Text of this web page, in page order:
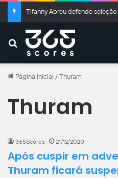
Buscar
Página inicial / Thuram
Thuram
365Scores 21/12/2020
Após cuspir em
Thuram ficará